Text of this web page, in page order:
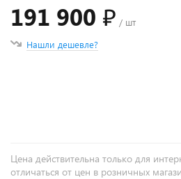
191 900 ₽ / шт
Нашли дешевле?
Цена действительна только для
отличаться от цен в розничных